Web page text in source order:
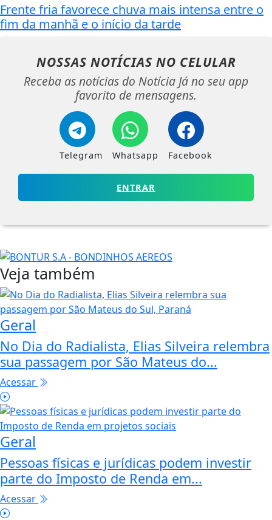
Frente fria favorece chuva mais intensa entre o
fim da manhã e o início da tarde
NOSSAS NOTÍCIAS NO CELULAR
Receba as notícias do Notícia Já no seu app
favorito de mensagens.
Telegram Whatsapp Facebook
ENTRAR
Veja também
Geral
No Dia do Radialista, Elias Silveira relembra
sua passagem por São Mateus do...
Acessar
Geral
Pessoas físicas e jurídicas podem investir
parte do Imposto de Renda em...
Acessar